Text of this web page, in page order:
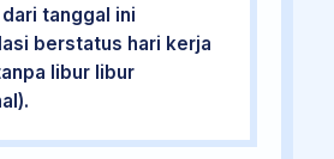
tanggal ini
berstatus hari kerja
libur libur